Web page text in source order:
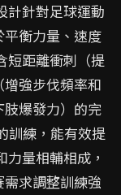
計針對足球運動
衡力量、速度
短距離衝刺（提
強步伐頻率和
爆發力）的完
訓練，能有效提
量相輔相成，
求調整訓練強